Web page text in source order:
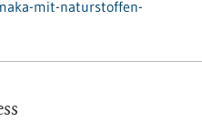
mit-naturstoffen-